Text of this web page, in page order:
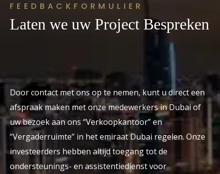
FEEDBACKFORMULIER
Laten we uw Project Bespreken
Door contact met ons op te nemen, kunt u direct een
afspraak maken met onze medewerkers in Dubai of
uw bezoek aan ons “Verkoopkantoor” en
“Vergaderruimte” in het emiraat Dubai regelen. Onze
investeerders hebben altijd toegang tot de
ondersteunings- en assistentiedienst voor